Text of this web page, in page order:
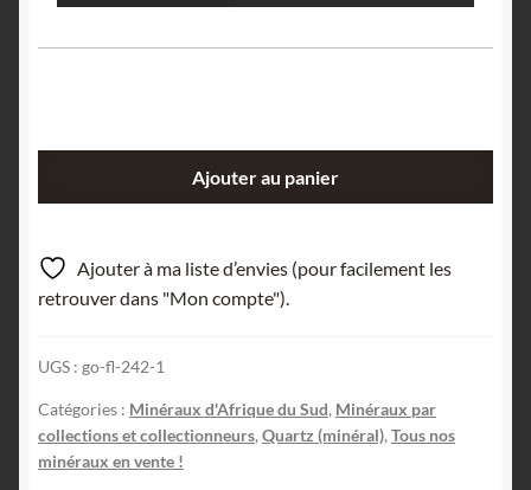
Orange
River,
Afrique
Sud.
Ajouter au panier
Ajouter à ma liste d’envies (pour facilement les
retrouver dans "Mon compte").
UGS : go-fl-242-1
Catégories : Minéraux d'Afrique du Sud, Minéraux par
collections et collectionneurs, Quartz (minéral), Tous nos
minéraux en vente !